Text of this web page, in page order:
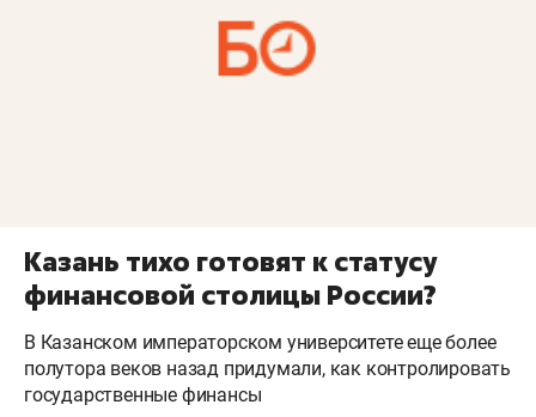
Казань тихо готовят к статусу
финансовой столицы России?
В Казанском императорском университете еще более
полутора веков назад придумали, как контролировать
государственные финансы